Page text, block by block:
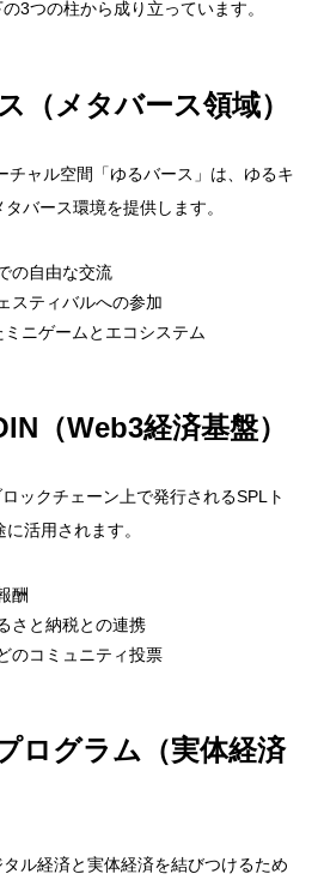
3つの柱から成り立っています。
（メタバース領域）
チャル空間「ゆるバース」は、ゆるキ
バース環境を提供します。
の自由な交流
スティバルへの参加
ニゲームとエコシステム
（Web3経済基盤）
ックチェーン上で発行されるSPLト
活用されます。
酬
さと納税との連携
のコミュニティ投票
ログラム（実体経済
ル経済と実体経済を結びつけるため